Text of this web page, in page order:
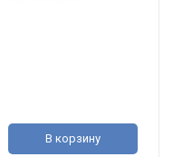
В корзину